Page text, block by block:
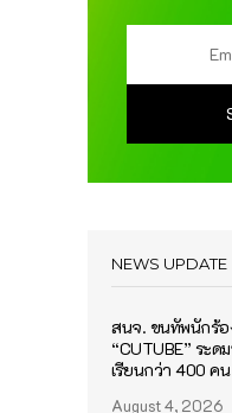
NEWS UPDATE
สนจ. ขนทัพนักร้อ
“CUTUBE” ระ
เรียนกว่า 400 คน
August 4, 2026